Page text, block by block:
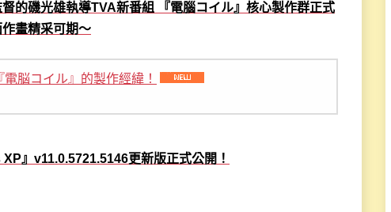
的磯光雄執導TVA新番組 『電腦コイル』核心製作群正式
畫精采可期～
脳コイル』的製作經緯！
』v11.0.5721.5146更新版正式公開！